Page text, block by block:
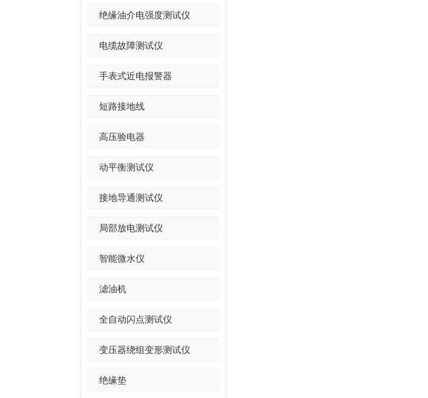
绝缘油介电强度测试仪
电缆故障测试仪
手表式近电报警器
短路接地线
高压验电器
动平衡测试仪
接地导通测试仪
局部放电测试仪
智能微水仪
滤油机
全自动闪点测试仪
变压器绕组变形测试仪
绝缘垫